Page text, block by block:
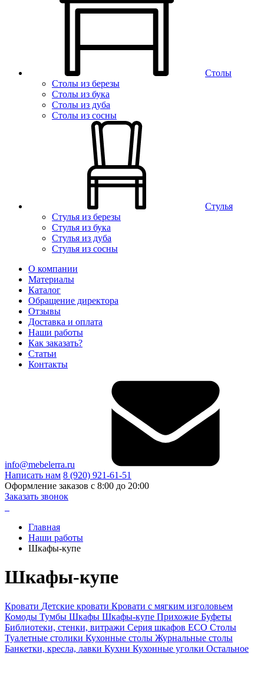
Столы
Столы из березы
Столы из бука
Столы из дуба
Столы из сосны
Стулья
Стулья из березы
Стулья из бука
Стулья из дуба
Стулья из сосны
О компании
Материалы
Каталог
Обращение директора
Отзывы
Доставка и оплата
Наши работы
Как заказать?
Статьи
Контакты
info@mebelerra.ru
Написать нам 8 (920) 921-61-51
Оформление заказов с 8:00 до 20:00
Заказать звонок
Главная
Наши работы
Шкафы-купе
Шкафы-купе
Кровати Детские кровати Кровати с мягким изголовьем
Комоды Тумбы Шкафы Шкафы-купе Прихожие Буфеты
Библиотеки, стенки, витражи Серия шкафов ECO Столы
Туалетные столики Кухонные столы Журнальные столы
Банкетки, кресла, лавки Кухни Кухонные уголки Остальное